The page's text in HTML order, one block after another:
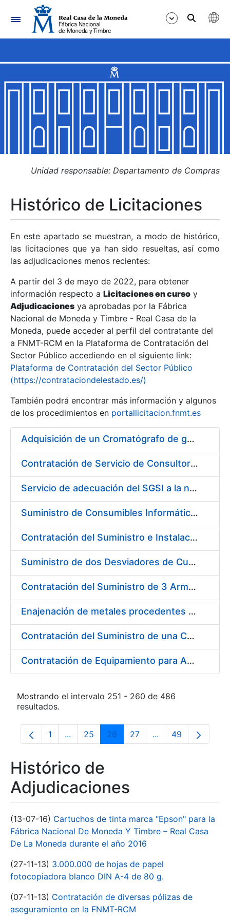
Navegación
Mostrar/Ocultar
Mostrar/Ocultar
Mostrar/Ocultar
Mostrar/Ocultar
Mostrar/Ocultar
Mostrar/Ocultar
Unidad responsable: Departamento de Compras
Histórico de Licitaciones
En este apartado se muestran, a modo de histórico,
las licitaciones que ya han sido resueltas, así como
las adjudicaciones menos recientes:
A partir del 3 de mayo de 2022, para obtener
información respecto a Licitaciones en curso y
Adjudicaciones ya aprobadas por la Fábrica
Nacional de Moneda y Timbre - Real Casa de la
Moneda, puede acceder al perfil del contratante del
a FNMT-RCM en la Plataforma de Contratación del
Sector Público accediendo en el siguiente link:
Plataforma de Contratación del Sector Público
(https://contrataciondelestado.es/)
También podrá encontrar más información y algunos
de los procedimientos en portallicitacion.fnmt.es
Adquisición de un Cromatógrafo de gases
Contratación de Servicio de Consultoría para Implantación por Fases de un Sistema de Gestión del Ciclo de Vida de las Aplicaciones en el Área de Desarrollo de CERES (Fase 1)
Servicio de adecuación del SGSI a la norma UNE-ISO/IEC 27001:2014
Suministro de Consumibles Informáticos (Cartuchos de Tinta y Tóner)
Contratación del Suministro e Instalación de una Impresora Industrial para papel en pliego y dato variable
Suministro de dos Desviadores de Cuerdas para la nueva Máquina de Papel de la Fábrica de Papel de Seguridad de Burgos
Contratación del Suministro de 3 Armarios Inteligentes para Gestión de Llaves
Enajenación de metales procedentes de desmonetización (9 lotes)
Contratación del Suministro de una Carretilla Eléctrica Contrapesada
Contratación de Equipamiento para Ampliación de Infraestructura de Entorno de Digitalización
Mostrando el intervalo 251 - 260 de 486
resultados.
Página
1 ...Páginas intermedias Use TAB para
Página
25 Página
26 Página
27 ...PáginasPágina
49
Histórico de
Adjudicaciones
(13-07-16) Cartuchos de tinta marca "Epson" para la
Fábrica Nacional De Moneda Y Timbre – Real Casa
De La Moneda durante el año 2016
(27-11-13) 3.000.000 de hojas de papel
fotocopiadora blanco DIN A-4 de 80 g.
(07-11-13) Contratación de diversas pólizas de
aseguramiento en la FNMT-RCM